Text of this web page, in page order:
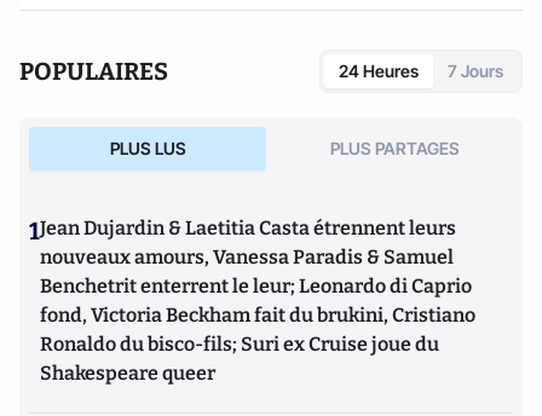
POPULAIRES 24 Heures 7 Jours
PLUS LUS PLUS PARTAGES
1Jean Dujardin & Laetitia Casta étrennent leurs
nouveaux amours, Vanessa Paradis & Samuel
Benchetrit enterrent le leur; Leonardo di Caprio
fond, Victoria Beckham fait du brukini, Cristiano
Ronaldo du bisco-fils; Suri ex Cruise joue du
Shakespeare queer